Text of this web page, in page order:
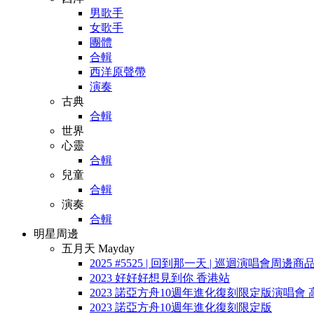
男歌手
女歌手
團體
合輯
西洋原聲帶
演奏
古典
合輯
世界
心靈
合輯
兒童
合輯
演奏
合輯
明星周邊
五月天 Mayday
2025 #5525 | 回到那一天 | 巡迴演唱會周邊商品
2023 好好好想見到你 香港站
2023 諾亞方舟10週年進化復刻限定版演唱會
2023 諾亞方舟10週年進化復刻限定版